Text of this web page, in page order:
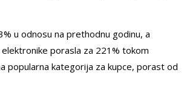
u odnosu na prethodnu godinu, a
porasla za 221% tokom
popularna kategorija za kupce, porast od